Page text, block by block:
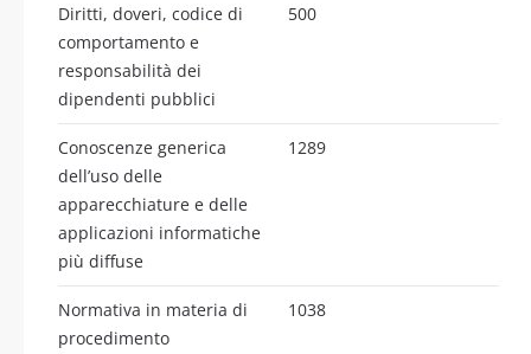
Diritti, doveri, codice di
comportamento e
responsabilità dei
dipendenti pubblici
500
Conoscenze generica
dell’uso delle
apparecchiature e delle
applicazioni informatiche
più diffuse
1289
Normativa in materia di
procedimento
1038